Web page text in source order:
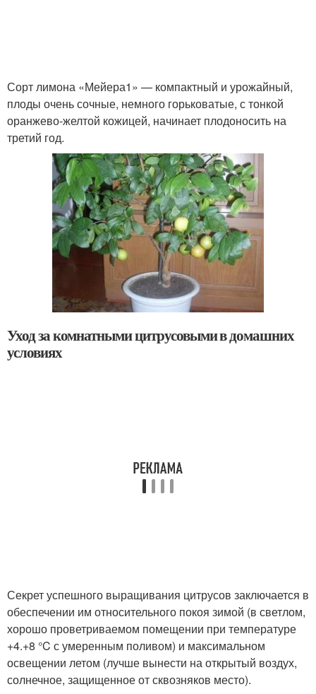
Сорт лимона «Мейера1» — компактный и урожайный,
плоды очень сочные, немного горьковатые, с тонкой
оранжево-желтой кожицей, начинает плодоносить на
третий год.
Уход за комнатными цитрусовыми в домашних
условиях
Секрет успешного выращивания цитрусов заключается в
обеспечении им относительного покоя зимой (в светлом,
хорошо проветриваемом помещении при температуре
+4.+8 °C с умеренным поливом) и максимальном
освещении летом (лучше вынести на открытый воздух,
солнечное, защищенное от сквозняков место).